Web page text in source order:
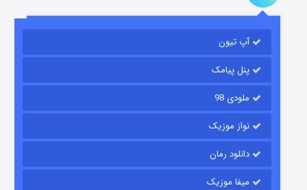
مردگان متحرک: شهر مرده ۳
قسمت۲ (زیرنویس) منتشر شد
آپ تیون
پنل پیامک
ملودی 98
نواز موزیک
دانلود رمان
میفا موزیک